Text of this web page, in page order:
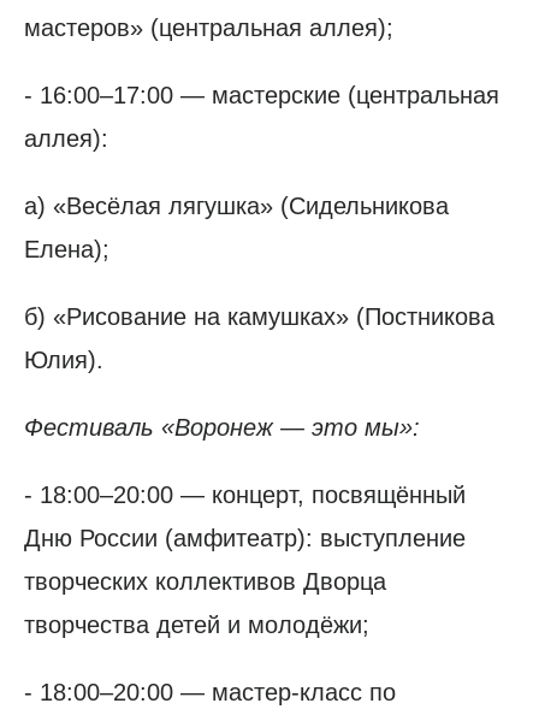
мастеров» (центральная аллея);
- 16:00–17:00 — мастерские (центральная
аллея):
а) «Весёлая лягушка» (Сидельникова
Елена);
б) «Рисование на камушках» (Постникова
Юлия).
Фестиваль «Воронеж — это мы»:
- 18:00–20:00 — концерт, посвящённый
Дню России (амфитеатр): выступление
творческих коллективов Дворца
творчества детей и молодёжи;
- 18:00–20:00 — мастер-класс по